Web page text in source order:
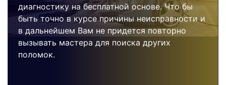
диагностику на бесплатной основе. Что бы
быть точно в курсе причины неисправности и
в дальнейшем Вам не придется повторно
вызывать мастера для поиска других
поломок.